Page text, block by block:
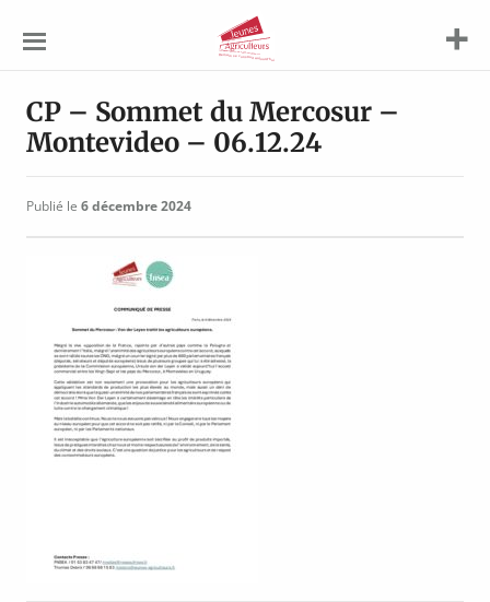
Agriculteurs
CP – Sommet du Mercosur –
Montevideo – 06.12.24
Publié le 6 décembre 2024